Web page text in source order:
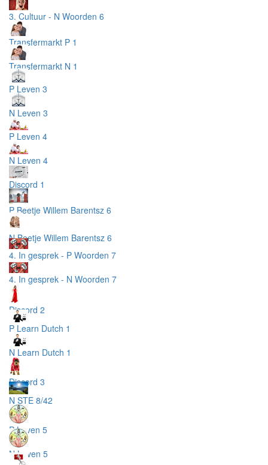
3. Cultuur - N Woorden 6
Transfermarkt P 1
Transfermarkt N 1
P Leven 3
N Leven 3
P Leven 4
N Leven 4
Discord 1
P Beetje Willem Barentsz 6
N Beetje Willem Barentsz 6
4. In gesprek - P Woorden 7
4. In gesprek - N Woorden 7
Discord 2
P Learn Dutch 1
N Learn Dutch 1
Discord 3
N STE 8/42
P Leven 5
N Leven 5